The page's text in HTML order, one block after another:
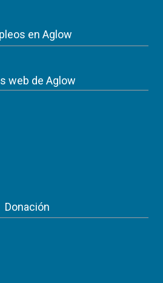
en Aglow
web de Aglow
Donación